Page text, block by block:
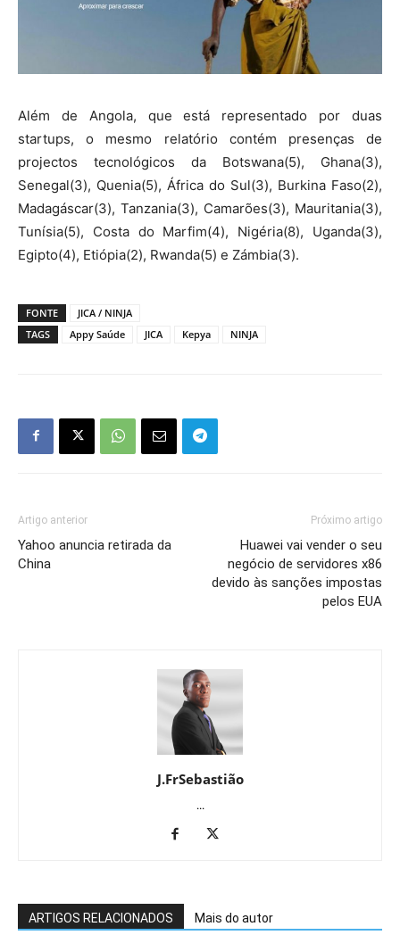
Além de Angola, que está representado por duas
startups, o mesmo relatório contém presenças de
projectos tecnológicos da Botswana(5), Ghana(3),
Senegal(3), Quenia(5), África do Sul(3), Burkina Faso(2),
Madagáscar(3), Tanzania(3), Camarões(3), Mauritania(3),
Tunísia(5), Costa do Marfim(4), Nigéria(8), Uganda(3),
Egipto(4), Etiópia(2), Rwanda(5) e Zámbia(3).
FONTE
JICA / NINJA
TAGS
Appy Saúde JICA Kepya NINJA
Artigo anterior
Yahoo anuncia retirada da
China
Próximo artigo
Huawei vai vender o seu
negócio de servidores x86
devido às sanções impostas
pelos EUA
J.FrSebastião
...
ARTIGOS RELACIONADOS Mais do autor